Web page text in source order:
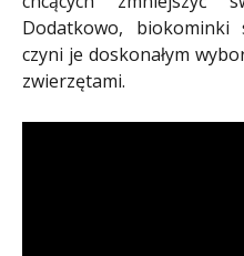
Dodatkowo, biokominki
czyni je doskonałym
zwierzętami.